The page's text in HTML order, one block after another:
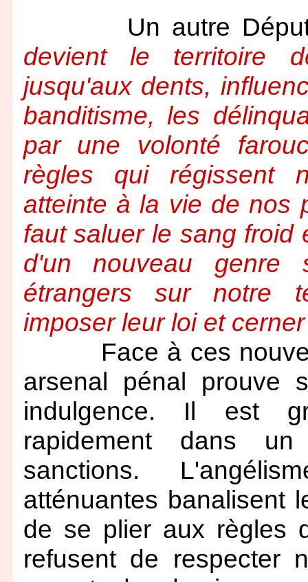
Un autre Député
devient le territoire
jusqu'aux dents,
banditisme, les
par une volonté
règles qui régissent
atteinte à la vie de nos
faut saluer le sang froid
d'un nouveau genre
étrangers sur notre
imposer leur loi et
Face à ces
arsenal pénal prouve
indulgence. Il est
rapidement dans
sanctions.
atténuantes banalisent
de se plier aux règles
refusent de respecter